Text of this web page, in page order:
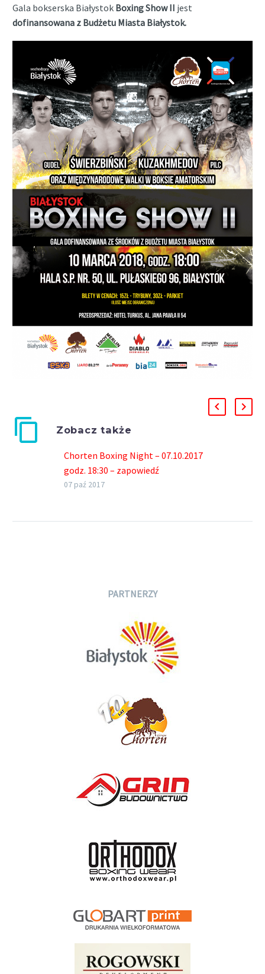
Gala bokserska Białystok Boxing Show II jest
dofinansowana z Budżetu Miasta Białystok.
Zobacz także
Chorten Boxing Night – 07.10.2017
godz. 18:30 – zapowiedź
07 paź 2017
PARTNERZY